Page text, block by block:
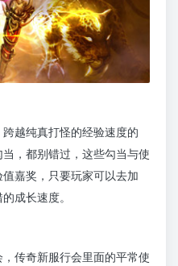
越纯真打怪的经验速度的
，都别错过，这些勾当与使
嘉奖，只要玩家可以去加
成长速度。
传奇新服行会里面的平常使